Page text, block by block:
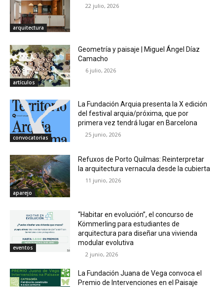
arquitectura
22 julio, 2026
artículos
Geometría y paisaje | Miguel Ángel Díaz
Camacho
6 julio, 2026
convocatorias
La Fundación Arquia presenta la X edición
del festival arquia/próxima, que por
primera vez tendrá lugar en Barcelona
25 junio, 2026
aparejo
Refuxos de Porto Quilmas: Reinterpretar
la arquitectura vernacula desde la cubierta
11 junio, 2026
eventos
“Habitar en evolución”, el concurso de
Kömmerling para estudiantes de
arquitectura para diseñar una vivienda
modular evolutiva
2 junio, 2026
La Fundación Juana de Vega convoca el
Premio de Intervenciones en el Paisaje